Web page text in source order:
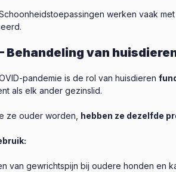
werken vaak
Behandeling van
pandemie is de rol van huisdieren
als elk ander gezinslid.
ze ouder worden, hebben ze dezelfde
van gewrichtspijn bij oudere honden en